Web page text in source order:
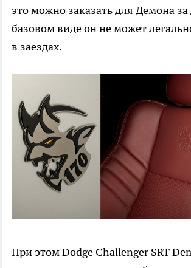
это можно заказать для Демона за
базовом виде он не может
в заездах.
При этом Dodge Challenger SRT